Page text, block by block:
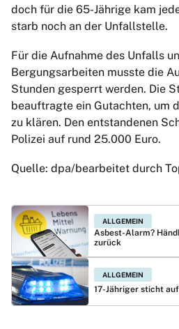
doch für die 65-Jährige kam
starb noch an der Unfallstelle.
Für die Aufnahme des Unfalls
Bergungsarbeiten musste die
Stunden gesperrt werden. Die
beauftragte ein Gutachten, um
zu klären. Den entstandenen
Polizei auf rund 25.000 Euro.
Quelle: dpa/bearbeitet durch
ALLGEMEIN
Asbest-Alarm?
zurück
ALLGEMEIN
17-Jähriger sticht